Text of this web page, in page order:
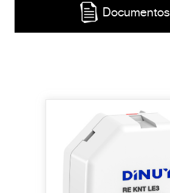
Documentos